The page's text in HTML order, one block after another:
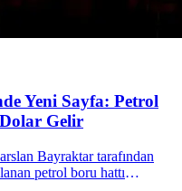
Yeni Sayfa: Petrol
Gelir
Bayraktar tarafından
petrol boru hattı